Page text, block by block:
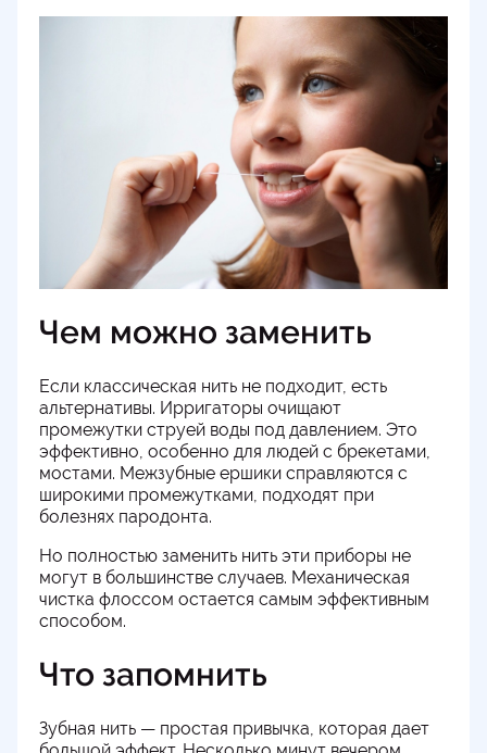
Чем можно заменить
Если классическая нить не подходит, есть
альтернативы. Ирригаторы очищают
промежутки струей воды под давлением. Это
эффективно, особенно для людей с брекетами,
мостами. Межзубные ершики справляются с
широкими промежутками, подходят при
болезнях пародонта.
Но полностью заменить нить эти приборы не
могут в большинстве случаев. Механическая
чистка флоссом остается самым эффективным
способом.
Что запомнить
Зубная нить — простая привычка, которая дает